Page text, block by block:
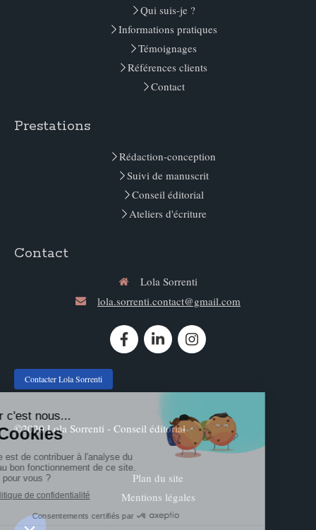
Qui suis-je ?
Informations pratiques
Témoignages
Références clients
Contact
Prestations
Rédaction-conception
Suivi de manuscrit
Conseil éditorial
Ateliers d'écriture
Contact
Lola Sorrenti
lola.sorrenti.contact@gmail.com
Contacter Lola Sorrenti
©2020 Lola Sorrenti - Conseil éditorial
Plan du site
Mentions légales